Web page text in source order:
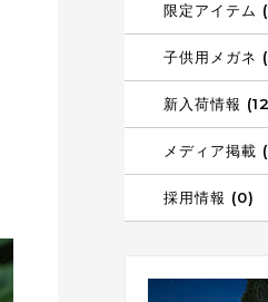
限定アイテム
子供用メガネ
新入荷情報
メディア掲載
採用情報 (0)